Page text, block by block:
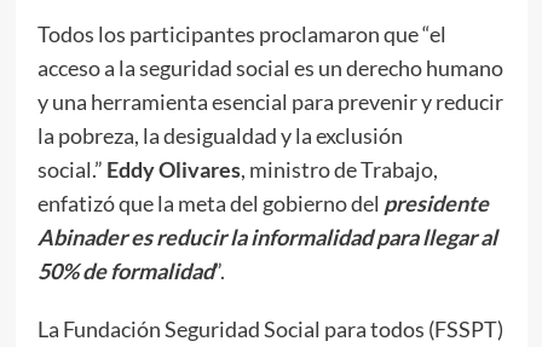
Todos los participantes proclamaron que “el
acceso a la seguridad social es un derecho humano
y una herramienta esencial para prevenir y reducir
la pobreza, la desigualdad y la exclusión
social.” Eddy Olivares, ministro de Trabajo,
enfatizó que la meta del gobierno del presidente
Abinader es reducir la informalidad para llegar al
50% de formalidad”.
La Fundación Seguridad Social para todos (FSSPT)